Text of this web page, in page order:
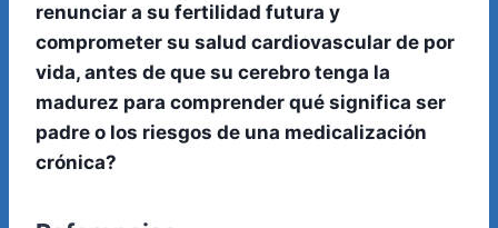
renunciar a su fertilidad futura y
comprometer su salud cardiovascular de por
vida, antes de que su cerebro tenga la
madurez para comprender qué significa ser
padre o los riesgos de una medicalización
crónica?